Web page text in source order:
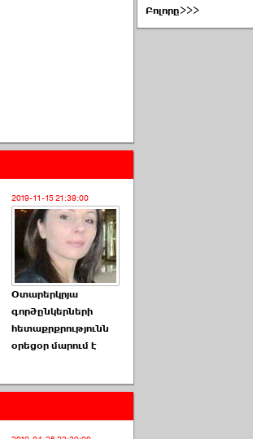
2019-11-15 21:39:00
Օտարերկրյա
գործընկերների
հետաքրքրությունն
օրեցօր մարում է
Բոլորը>>>